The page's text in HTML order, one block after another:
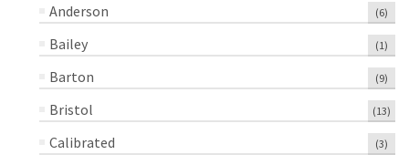
Anderson (6)
Bailey (1)
Barton (9)
Bristol (13)
Calibrated (3)